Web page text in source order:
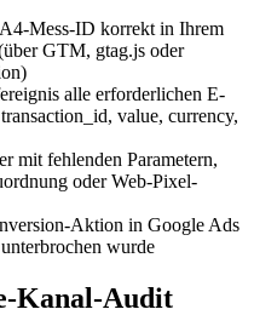
Mess-ID korrekt in Ihrem
GTM, gtag.js oder
alle erforderlichen E-
value, currency,
mit fehlenden Parametern,
oder Web-Pixel-
Aktion in Google Ads
wurde
Kanal-Audit